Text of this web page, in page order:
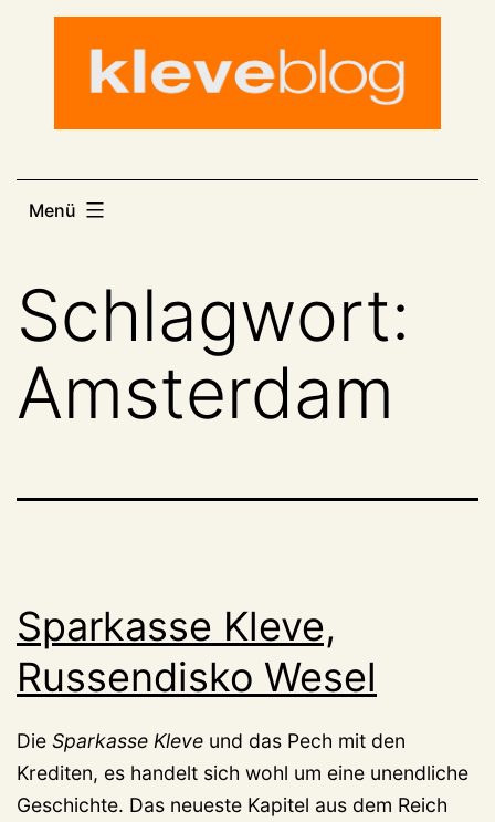
Menü
Schlagwort:
Amsterdam
Sparkasse Kleve,
Russendisko Wesel
Die Sparkasse Kleve und das Pech mit den
Krediten, es handelt sich wohl um eine unendliche
Geschichte. Das neueste Kapitel aus dem Reich